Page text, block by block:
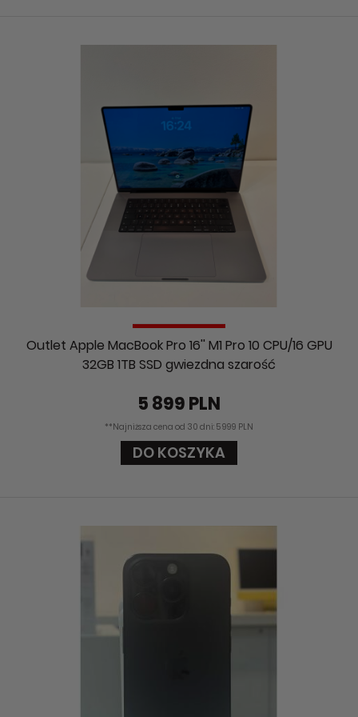
Outlet Apple MacBook Pro 16'' M1 Pro 10 CPU/16 GPU
32GB 1TB SSD gwiezdna szarość
5 899 PLN
**Najniższa cena od 30 dni: 5 999 PLN
DO KOSZYKA